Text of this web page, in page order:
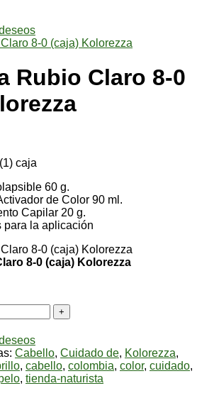
Rubio Claro 8-0
caja
60 g.
de Color 90 ml.
Capilar 20 g.
para la aplicación
8-0 (caja) Kolorezza
Cabello, Cuidado de, Kolorezza,
, cabello, colombia, color, cuidado,
, tienda-naturista